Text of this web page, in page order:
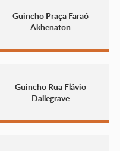
Guincho Praça Faraó
Akhenaton
Guincho Rua Flávio
Dallegrave